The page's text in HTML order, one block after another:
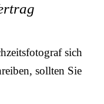
sich
sollten Sie